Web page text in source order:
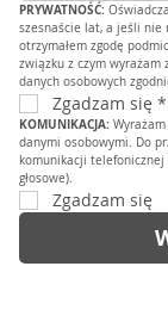
PRYWATNOŚĆ:
szesnaście lat, a jeśli nie
otrzymałem zgodę
związku z czym
danych osobowych
Zgadzam się *
KOMUNIKACJA:
danymi osobowymi. Do
komunikacji telefonicznej
głosowe).
Zgadzam się